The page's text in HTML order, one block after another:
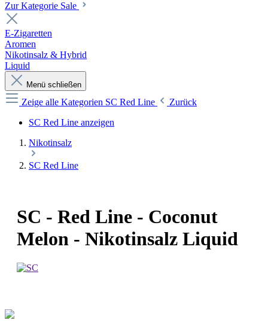
Zur Kategorie Sale
E-Zigaretten
Aromen
Nikotinsalz & Hybrid
Liquid
Menü schließen
Zeige alle Kategorien SC Red Line
Zurück
SC Red Line anzeigen
Nikotinsalz
SC Red Line
SC - Red Line - Coconut
Melon - Nikotinsalz Liquid